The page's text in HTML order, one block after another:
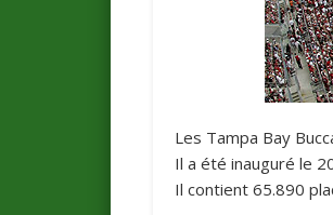
Les Tampa Bay
Il a été inauguré le
Il contient 65.890